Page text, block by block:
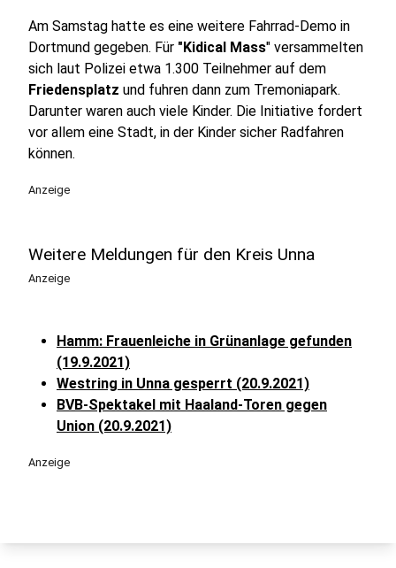
Am Samstag hatte es eine weitere Fahrrad-Demo in
Dortmund gegeben. Für "Kidical Mass" versammelten
sich laut Polizei etwa 1.300 Teilnehmer auf dem
Friedensplatz und fuhren dann zum Tremoniapark.
Darunter waren auch viele Kinder. Die Initiative fordert
vor allem eine Stadt, in der Kinder sicher Radfahren
können.
Anzeige
Weitere Meldungen für den Kreis Unna
Anzeige
Hamm: Frauenleiche in Grünanlage gefunden
(19.9.2021)
Westring in Unna gesperrt (20.9.2021)
BVB-Spektakel mit Haaland-Toren gegen
Union (20.9.2021)
Anzeige